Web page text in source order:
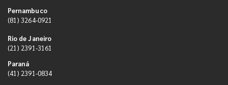
Pernambuco
(81) 3264-0921
Rio de Janeiro
(21) 2391-3161
Paraná
(41) 2391-0834